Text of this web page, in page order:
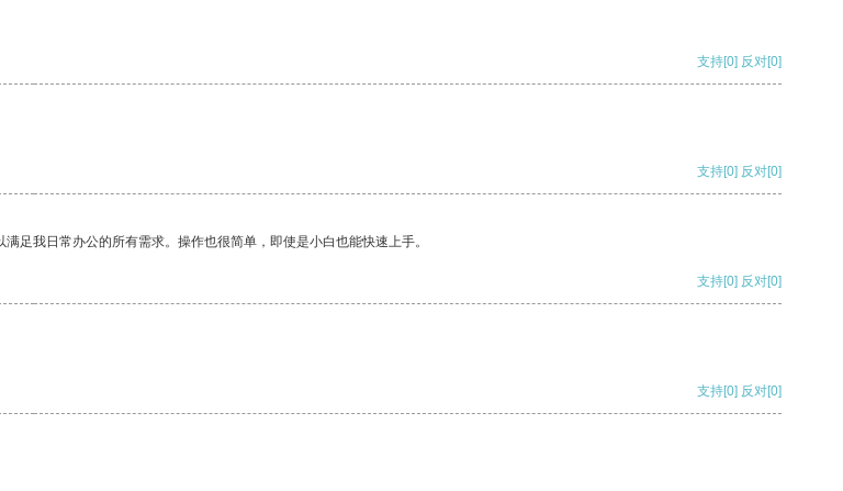
支持[0] 反对[0]
支持[0] 反对[0]
足我日常办公的所有需求。操作也很简单，即使是小白也能快速上手。
支持[0] 反对[0]
支持[0] 反对[0]